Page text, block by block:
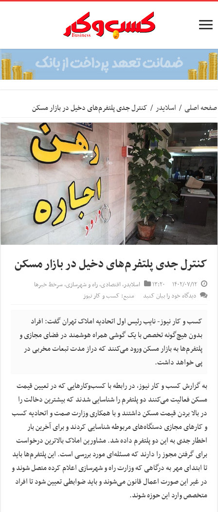
صفحه اصلی / اسلایدر / کنترل جدی پلتفرم‌های دخیل در بازار مسکن
کنترل جدی پلتفرم‌های دخیل در بازار مسکن
۱۴۰۲/۰۷/۱۲ ۱۳:۲۰ اسلایدر,اقتصادی,راه و شهرسازی,سرخط خبرها
دیدگاه خود را بیان کنید
منبع: کسب و کار نیوز
کسب و کار نیوز- نایب رئیس اول اتحادیه املاک تهران گفت: افراد
بدون هیچ‌گونه تخصص با یک گوشی همراه هوشمند در فضای مجازی و
پلتفرم‌ها به بازار مسکن ورود می‌کنند که دراز مدت تبعات مخربی در
پی خواهد داشت.
به گزارش کسب و کار نیوز، در رابطه با کسب‌وکارهایی که در تعیین قیمت
مسکن فعالیت می‌کنند دو پلتفرم را شناسایی شدند که بیشترین دخالت را
در بالا بردن قیمت مسکن داشتند و با همکاری وزارت صمت و اتحادیه کسب
و کارهای مجازی دستگاه‌های مربوطه شناسایی کردند و برای آخرین بار
اخطار جدی به این دو پلتفرم داده شد. مشاورین املاک بالاترین درخواست
برای گرفتن مجوز را دارند که مسئله‌ای مورد بررسی است. این پلتفرم‌ها باید
تا ابتدای مهر به درگاهی که وزارت راه و شهرسازی اعلام کرده متصل شوند و
در غیر این صورت اعمال قانون می‌شوند و باید ضوابطی تعیین شود تا افراد
متخصص وارد این حوزه شوند.